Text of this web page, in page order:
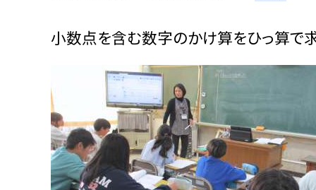
小数点を含む数字のかけ算をひっ算で